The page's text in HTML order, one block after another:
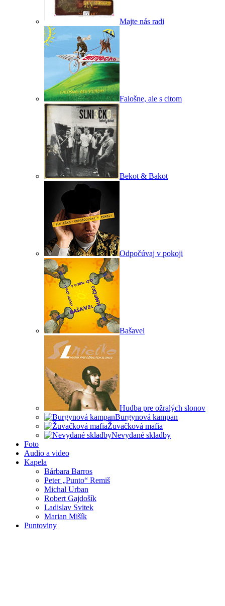
Majte nás radi
Falošne, ale s citom
Bekot & Bakot
Odpočúvaj v pokoji
Bašavel
Hudba pre ožralých slonov
Burgynová kampan
Žuvačková mafia
Nevydané skladby
Foto
Audio a video
Kapela
Bárbara Barros
Peter „Punto“ Remiš
Michal Urban
Robert Gajdošík
Ladislav Svitek
Marian Mišík
Puntoviny